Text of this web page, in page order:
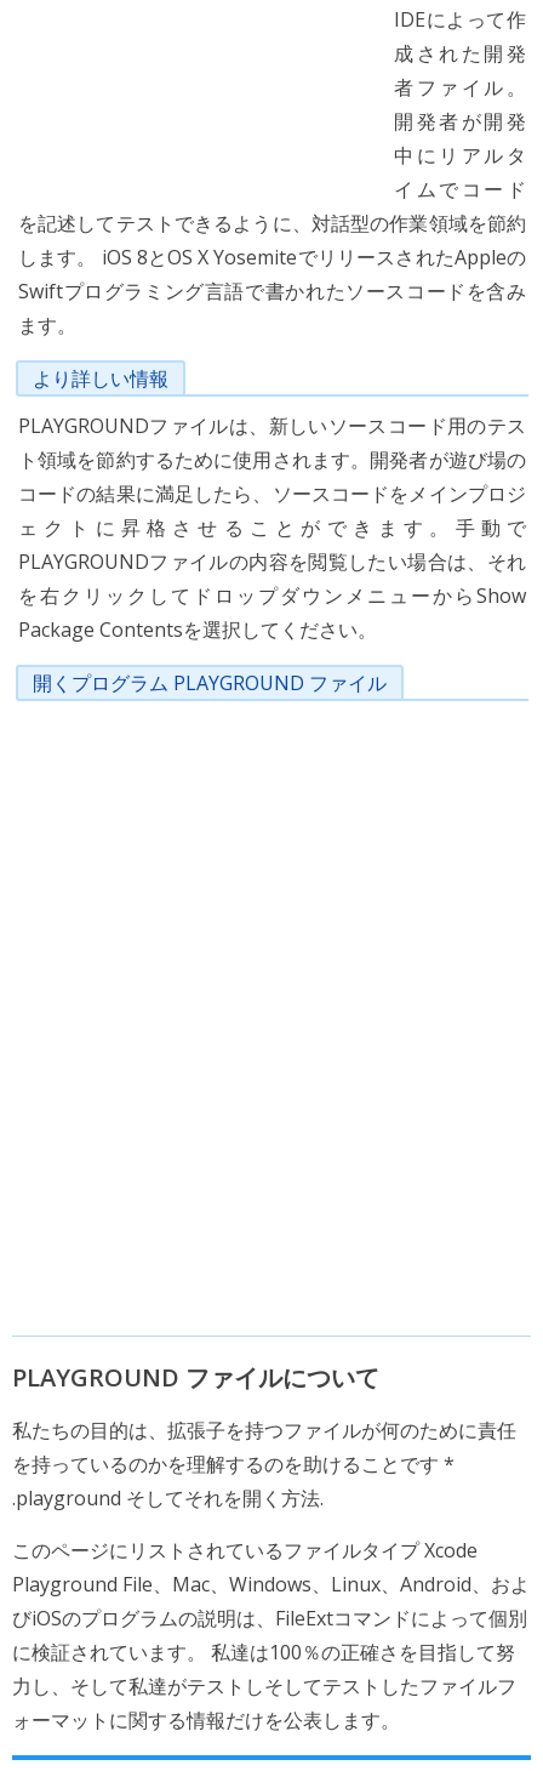
IDEによって作
成された開発
者ファイル。
開発者が開発
中にリアルタ
イムでコード
を記述してテストできるように、対話型の作業領域を節約
します。 iOS 8とOS X YosemiteでリリースされたAppleの
Swiftプログラミング言語で書かれたソースコードを含み
ます。
より詳しい情報
PLAYGROUNDファイルは、新しいソースコード用のテス
ト領域を節約するために使用されます。開発者が遊び場の
コードの結果に満足したら、ソースコードをメインプロジ
ェクトに昇格させることができます。手動で
PLAYGROUNDファイルの内容を閲覧したい場合は、それ
を右クリックしてドロップダウンメニューからShow
Package Contentsを選択してください。
開くプログラム PLAYGROUND ファイル
PLAYGROUND ファイルについて
私たちの目的は、拡張子を持つファイルが何のために責任
を持っているのかを理解するのを助けることです *
.playground そしてそれを開く方法.
このページにリストされているファイルタイプ Xcode
Playground File、Mac、Windows、Linux、Android、およ
びiOSのプログラムの説明は、FileExtコマンドによって個別
に検証されています。 私達は100％の正確さを目指して努
力し、そして私達がテストしそしてテストしたファイルフ
ォーマットに関する情報だけを公表します。